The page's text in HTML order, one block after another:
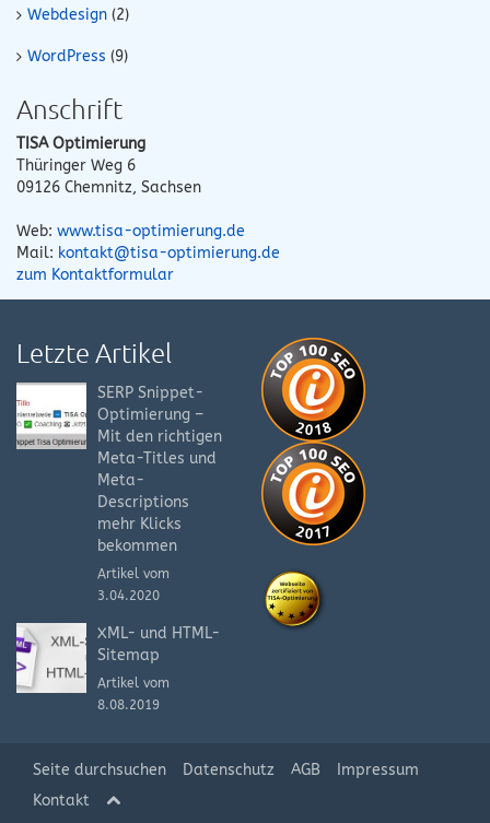
Webdesign (2)
WordPress (9)
Anschrift
TISA Optimierung
Thüringer Weg 6
09126 Chemnitz, Sachsen
Web: www.tisa-optimierung.de
Mail: kontakt@tisa-optimierung.de
zum Kontaktformular
Letzte Artikel
SERP Snippet-
Optimierung –
Mit den richtigen
Meta-Titles und
Meta-
Descriptions
mehr Klicks
bekommen
Artikel vom
3.04.2020
XML- und HTML-
Sitemap
Artikel vom
8.08.2019
Seite durchsuchen Datenschutz AGB
Impressum
Kontakt